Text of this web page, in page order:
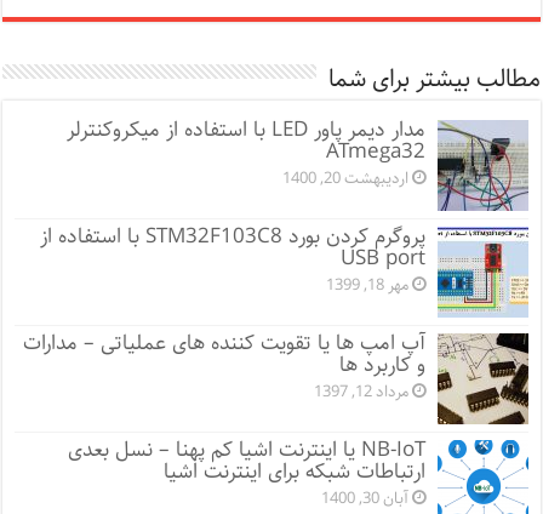
مطالب بیشتر برای شما
مدار دیمر پاور LED با استفاده از میکروکنترلر
ATmega32
اردیبهشت 20, 1400
پروگرم کردن بورد STM32F103C8 با استفاده از
USB port
مهر 18, 1399
آپ امپ ها یا تقویت کننده های عملیاتی – مدارات
و کاربرد ها
مرداد 12, 1397
NB-IoT یا اینترنت اشیا کم پهنا – نسل بعدی
ارتباطات شبکه برای اینترنت اشیا
آبان 30, 1400